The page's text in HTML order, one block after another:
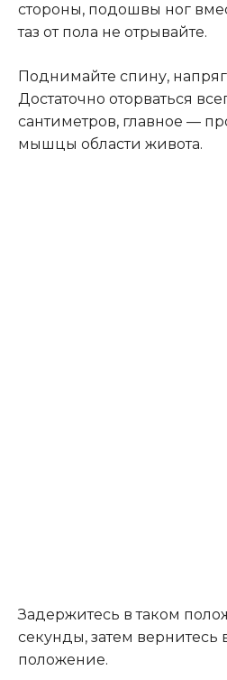
стороны, подошвы ног
таз от пола не отрывайте.
Поднимайте спину,
Достаточно оторваться
сантиметров, главное —
мышцы области живота.
Задержитесь в таком
секунды, затем вернитесь
положение.